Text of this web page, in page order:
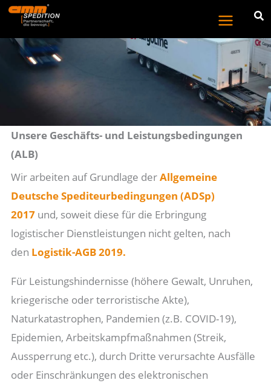
Zum
Inhalt
springen
Unsere Geschäfts- und Leistungsbedingungen
(ALB)
Wir arbeiten auf Grundlage derAllgemeine
Deutsche Spediteurbedingungen (ADSp)
2017 und, soweit diese für die Erbringung
logistischer Dienstleistungen nicht gelten, nach
den Logistik-AGB 2019.
Für Leistungshindernisse (höhere Gewalt, Unruhen,
kriegerische oder terroristische Akte),
Naturkatastrophen, Pandemien (z.B. COVID-19),
Epidemien, Arbeitskampfmaßnahmen (Streik,
Aussperrung etc.), durch Dritte verursachte Ausfälle
oder Einschränkungen des elektronischen